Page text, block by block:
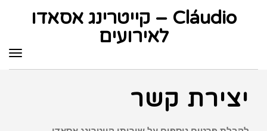
Cláudio – קייטרינג אסאדו
לאירועים
יצירת קשר